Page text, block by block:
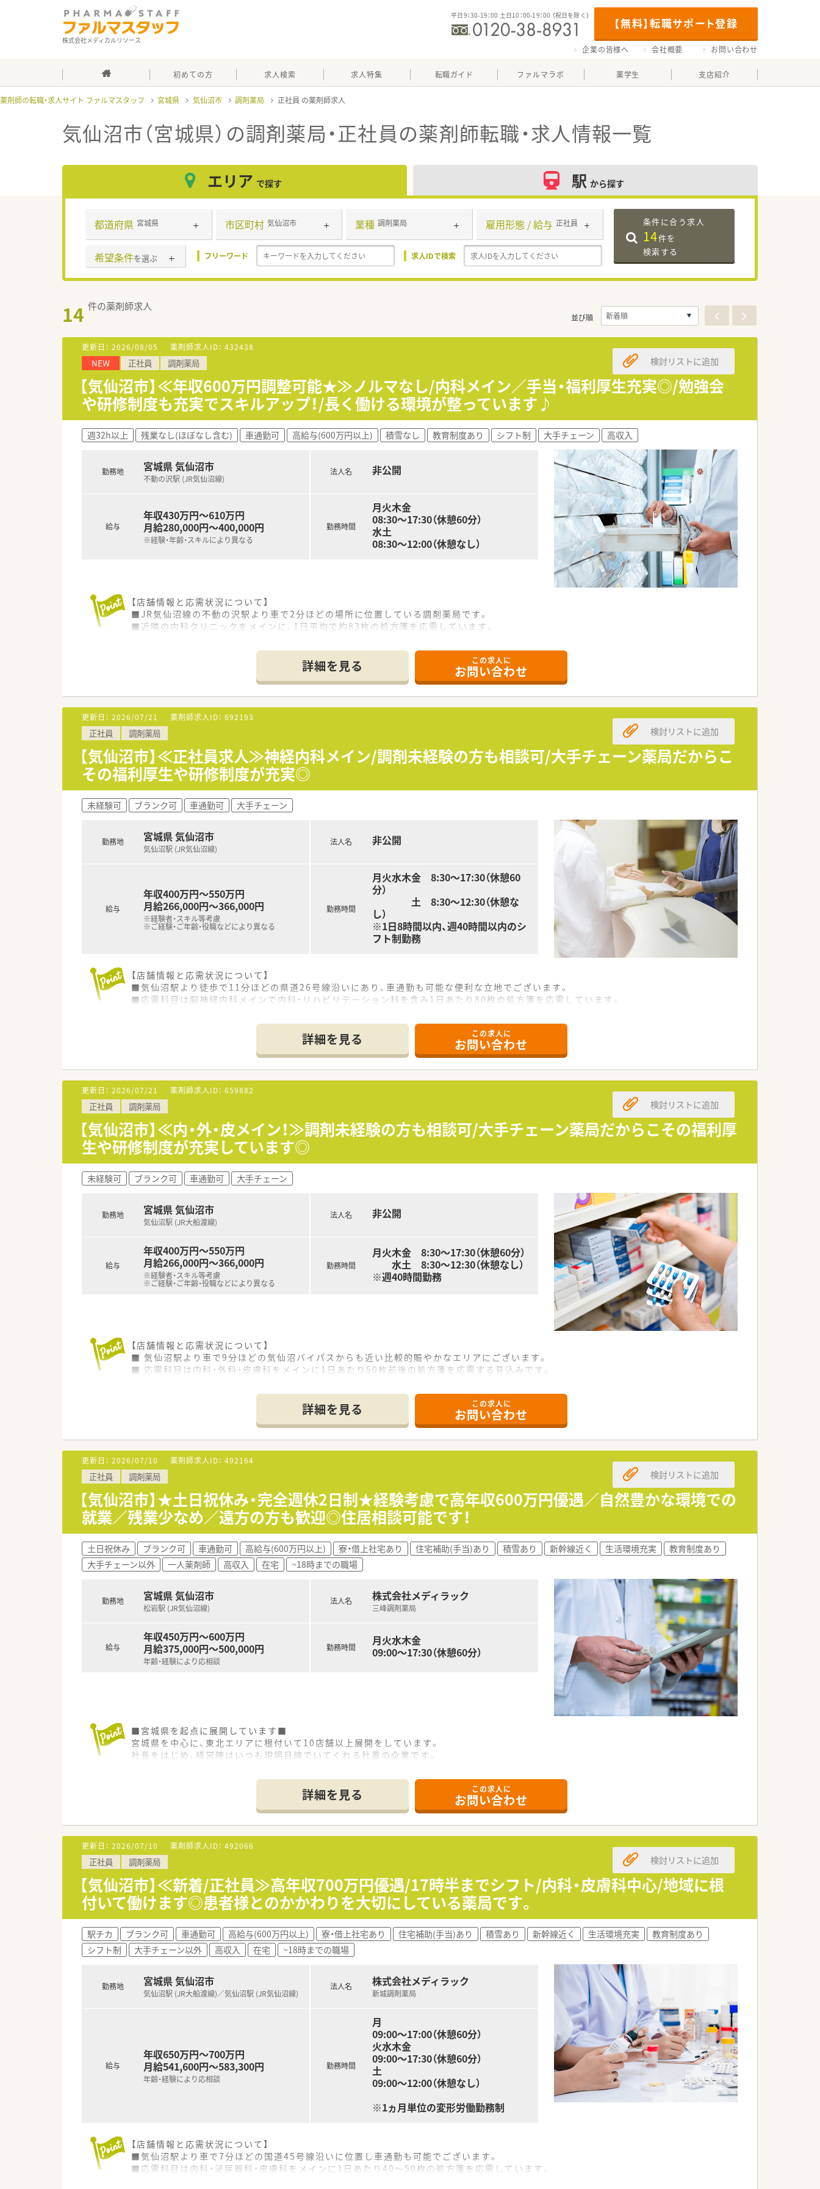
株式会社メディカルリソース
【無料】転職サポート登録
平日9：30-19：00 土日10：00-19：00 （祝日を除く）
企業の皆様へ 会社概要 お問い合わせ
初めての方 求人検索 求人特集 転職ガイド ファルマラボ 薬学生 支店紹介
薬剤師の転職・求人サイト ファルマスタッフ 宮城県 気仙沼市 調剤薬局 正社員
気仙沼市（宮城県）の調剤薬局・正社員の薬剤師転職・求人情報一覧
エリア で探す 駅 から探す
都道府県 宮城県 市区町村 気仙沼市 業種 調剤薬局 雇用形態 / 給与 正社員
希望条件を選ぶ フリーワード 求人IDで検索
条件に合う求人
14件を
検索する
14 件の薬剤師求人
並び順
更新日： 2026/08/05 薬剤師求人ID： 432438
NEW 正社員 調剤薬局
【気仙沼市】≪年収600万円調整可能★≫ノルマなし/内科メイン／手当・福利厚生充実◎/勉強会
や研修制度も充実でスキルアップ！/長く働ける環境が整っています♪
検討リストに追加
週32h以上 残業なし(ほぼなし含む) 車通勤可 高給与(600万円以上) 積雪なし 教育制度あり シフト制 大手チェーン 高収入
勤務地 宮城県 気仙沼市
不動の沢駅 (JR気仙沼線)
給与
年収430万円～610万円
月給280,000円～400,000円
※経験・年齢・スキルにより異なる
法人名 非公開
勤務時間
月火木金
08:30～17:30（休憩60分）
水土
08:30～12:00（休憩なし）
【店舗情報と応需状況について】
■JR気仙沼線の不動の沢駅より車で2分ほどの場所に位置している調剤薬局です。
■近隣の内科クリニックをメインに、1日平均で約83枚の処方箋を応需しています。
■調剤業務や監査、服薬指導を中心に、患者様の健康管理をトータルでサポートします。
■音声入力システム等の最新機器を活用し、効率的かつ正確に薬歴管理を行います。
■在庫管理システムにより、近隣店舗と連携して医薬品の在庫確認や手配を行います。
【こんな方にオススメ】
■安定した経営基盤のある大手企業グループで、長く安心して働き続けたい方に最適です。
■最新のシステムを活用し、業務効率化された先進的な環境で働きたい方におすすめです。
■ワークライフバランスを重視し、プライベートの時間も大切にしたい方に適しています。
詳細を見る この求人に
お問い合わせ
更新日： 2026/07/21 薬剤師求人ID： 692193
正社員 調剤薬局
【気仙沼市】≪正社員求人≫神経内科メイン/調剤未経験の方も相談可/大手チェーン薬局だからこ
その福利厚生や研修制度が充実◎
検討リストに追加
未経験可 ブランク可 車通勤可 大手チェーン
勤務地 宮城県 気仙沼市
気仙沼駅 (JR気仙沼線)
給与
年収400万円～550万円
月給266,000円～366,000円
※経験者・スキル等考慮
※ご経験・ご年齢・役職などにより異なる
法人名 非公開
勤務時間
月火水木金 8:30～17:30（休憩60
分）
土 8:30～12:30（休憩な
し）
※1日8時間以内、週40時間以内のシ
フト制勤務
【店舗情報と応需状況について】
■気仙沼駅より徒歩で11分ほどの県道26号線沿いにあり、車通勤も可能な便利な立地でございます。
■応需科目は脳神経内科メインで内科・リハビリテーション科を含み1日あたり80枚の処方箋を応需しています。
■東証プライム上場企業である東邦ホールディングスのグループ会社として全国に約350店舗以上展開しています。
■信頼される薬局を目指し、最新のICTを導入した薬歴管理や作業の機械化を積極的に推進しています。
■在宅医療は東北から沖縄まで多くの店舗にて取り組み、地域医療に深く貢献する企業でございます。
【こんな方にオススメ】
■脳神経内科の処方を集中的に学び、その分野の専門知識を深めたいと考える方に最適な環境です。
■調剤薬局での経験がない方やブランクがある方も、研修制度が充実しているため安心して挑戦できます。
■大手グループの安定した経営基盤と充実した福利厚生のもとで、長期的に働きたい方に適しています。
詳細を見る この求人に
お問い合わせ
更新日： 2026/07/21 薬剤師求人ID： 659882
正社員 調剤薬局
【気仙沼市】≪内・外・皮メイン！≫調剤未経験の方も相談可/大手チェーン薬局だからこその福利厚
生や研修制度が充実しています◎
検討リストに追加
未経験可 ブランク可 車通勤可 大手チェーン
勤務地 宮城県 気仙沼市
気仙沼駅 (JR大船渡線)
給与
年収400万円～550万円
月給266,000円～366,000円
※経験者・スキル等考慮
※ご経験・ご年齢・役職などにより異なる
法人名 非公開
勤務時間
月火木金 8:30～17:30（休憩60分）
水土 8:30～12:30（休憩なし）
※週40時間勤務
【店舗情報と応需状況について】
■ 気仙沼駅より車で9分ほどの気仙沼バイパスからも近い比較的賑やかなエリアにございます。
■ 応需科目は内科・外科・皮膚科をメインに1日あたり50枚前後の処方箋を応需する見込みです。
■ 2025年2月に開局したばかりの新しい店舗であり、新規開設に伴う正社員の募集でございます。
■ 未経験者の方も相談可能であり、新しい環境でキャリアを築きたい方を歓迎いたします。
■ 地域医療に貢献したいという強い意欲を持ち、患者さまとのコミュニケーションを大切にできる方を求めています。
【こんな方にオススメ】
■ 開局したばかりの綺麗な店舗で、新しい人間関係と環境でスタートを切りたい方に最適です。
■ 調剤薬局での経験がない方やブランクがある方も、研修制度が充実しているため安心して挑戦できます。
■ 胃腸科・外科・皮膚科の幅広い科目を経験し、自身の薬剤師としてのスキルを高めたい方に推奨いたします。
詳細を見る この求人に
お問い合わせ
更新日： 2026/07/10 薬剤師求人ID： 492164
正社員 調剤薬局
【気仙沼市】★土日祝休み・完全週休2日制★経験考慮で高年収600万円優遇／自然豊かな環境での
就業／残業少なめ／遠方の方も歓迎◎住居相談可能です！
検討リストに追加
土日祝休み ブランク可 車通勤可 高給与(600万円以上) 寮・借上社宅あり 住宅補助(手当)あり 積雪あり 新幹線近く 生活環境充実
教育制度あり
大手チェーン以外
一人薬剤師 高収入 在宅 ~18時までの職場
勤務地 宮城県 気仙沼市
松岩駅 (JR気仙沼線)
給与
年収450万円～600万円
月給375,000円～500,000円
年齢・経験により応相談
法人名 株式会社メディラック
三峰調剤薬局
勤務時間
月火水木金
09:00～17:30（休憩60分）
■宮城県を起点に展開しています■
宮城県を中心に、東北エリアに根付いて10店舗以上展開をしています。
社長をはじめ、経営陣はいつも現場目線でいてくれる社風の企業です。
このモットーを掲げ、より多くの時間をご利用いただく皆様に費やせるよう、服薬指導・在宅医療に力を入れています。
そのため、最新機器の導入を積極的に行い、薬物事故防止はもちろん、業務効率化を図っております。
■薬局紹介■
自然が多い地域にある薬局です！
門前の病院は内科、精神科、神経科を応需しているため、この3科目がメイン科目になります。
地元の方々のご利用が多く、「なんでも相談できる、かかりつけ薬局」としてご利用いただく皆様へ、丁寧な服薬指導を心がけています。
平日のみの開局、17時30分の終業で残業時間も少なめですので仕事とプライベートの両立も◎
□■近隣にお住いの方はもちろん、遠方からお越しの方も大歓迎です！遠方の方は住居相談可能ですので、お気軽にお問い合わせくださ
い！■□
詳細を見る この求人に
お問い合わせ
更新日： 2026/07/10 薬剤師求人ID： 492066
正社員 調剤薬局
【気仙沼市】≪新着/正社員≫高年収700万円優遇/17時半までシフト/内科・皮膚科中心/地域に根
付いて働けます◎患者様とのかかわりを大切にしている薬局です。
検討リストに追加
駅チカ ブランク可 車通勤可 高給与(600万円以上) 寮・借上社宅あり 住宅補助(手当)あり 積雪あり 新幹線近く 生活環境充実
教育制度あり
シフト制
大手チェーン以外 高収入 在宅 ~18時までの職場
勤務地 宮城県 気仙沼市
気仙沼駅 (JR大船渡線)／気仙沼駅 (JR気仙沼線)
給与
年収650万円～700万円
月給541,600円～583,300円
年齢・経験により応相談
法人名 株式会社メディラック
新城調剤薬局
勤務時間
月
09:00～17:00（休憩60分）
火水木金
09:00～17:30（休憩60分）
土
09:00～12:00（休憩なし）
※1ヵ月単位の変形労働勤務制
【店舗情報と応需状況について】
■気仙沼駅より車で7分ほどの国道45号線沿いに位置し車通勤も可能でございます。
■応需科目は内科・泌尿器科・皮膚科をメインに1日あたり40～50枚の処方箋を応需しています。